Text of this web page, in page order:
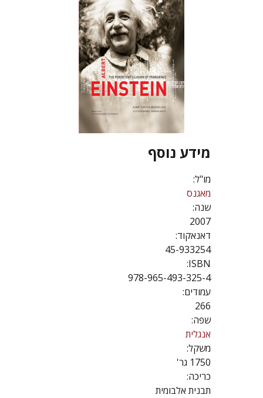
מידע נוסף
מו"ל:
מאגנס
שנה:
2007
דאנאקוד:
45-933254
ISBN:
978-965-493-325-4
עמודים:
266
שפה:
אנגלית
משקל:
1750 גר'
כריכה:
תבנית אלבומית